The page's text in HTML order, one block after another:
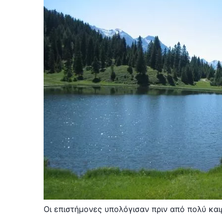
Οι επιστήμονες υπολόγισαν πριν από πολύ